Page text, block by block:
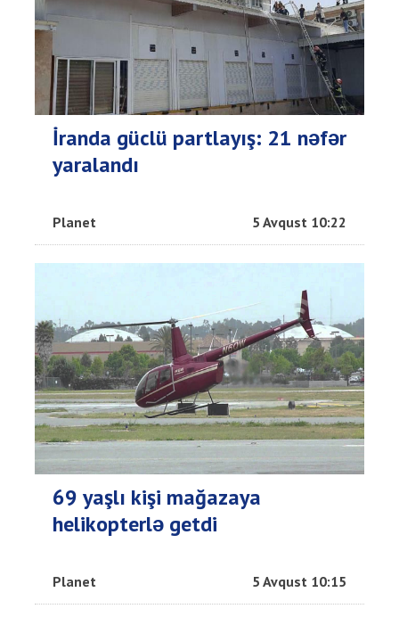
İranda güclü partlayış: 21 nəfər
yaralandı
Planet 5 Avqust 10:22
69 yaşlı kişi mağazaya
helikopterlə getdi
Planet 5 Avqust 10:15